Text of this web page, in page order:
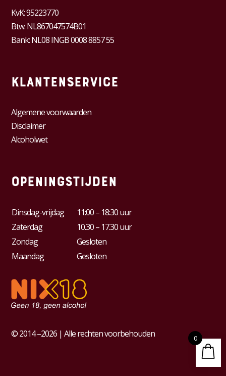
KvK:95223770
Btw:NL867047574B01
Bank: NL08 INGB 0008 8857 55
Klantenservice
Algemene voorwaarden
Disclaimer
Alcoholwet
Openingstijden
Dinsdag-vrijdag
11:00 – 18:30 uur
Zaterdag
10.30 – 17.30 uur
Zondag
Gesloten
Maandag
Gesloten
© 2014 –2026 | Alle rechten voorbehouden 0